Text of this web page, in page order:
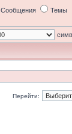
Сообщения Темы
Перейти: